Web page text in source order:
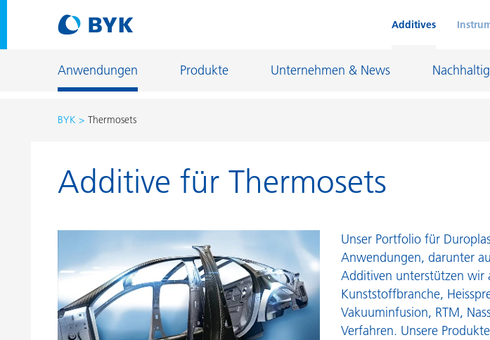
Additives
Anwendungen Produkte Unternehmen & News
Produktempfehlungen nach Anwendungen
Produktempfehlungen nach Anwendungen
Bauchemie
Can Coatings
Coil Coatings
Druckfarben
Fiber Sizing
Home Care und I&I
Holz- und Möbellacke
Industrielacke
Inkjet Inks
BYK Thermosets
Additive für Thermosets
Unser Portfolio für
Anwendungen, darunter
Additiven unterstützen wir
Kunststoffbranche,
Vakuuminfusion, RTM,
Verfahren. Unsere